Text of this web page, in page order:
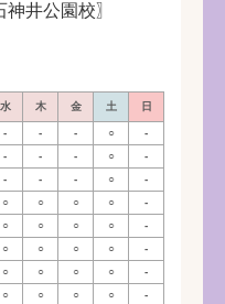
井公園校〗
水 木 金 土 日
- - - ○
-
- - - ○
-
- - - ○
-
○ ○ ○ ○
-
○ ○ ○ ○
-
○ ○ ○ ○
-
○ ○ ○ ○
-
○ ○ ○ ○ -